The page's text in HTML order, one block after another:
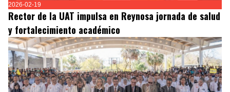
2026-02-19
Rector de la UAT impulsa en Reynosa jornada de salud
y fortalecimiento académico